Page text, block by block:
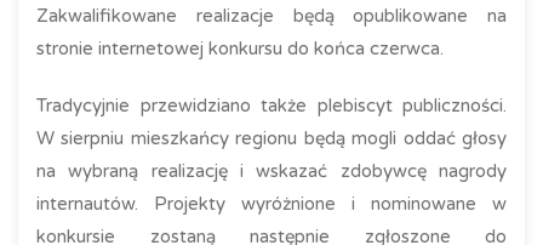
Zakwalifikowane realizacje będą opublikowane na
stronie internetowej konkursu do końca czerwca.
Tradycyjnie przewidziano także plebiscyt publiczności.
W sierpniu mieszkańcy regionu będą mogli oddać głosy
na wybraną realizację i wskazać zdobywcę nagrody
internautów. Projekty wyróżnione i nominowane w
konkursie zostaną następnie zgłoszone do